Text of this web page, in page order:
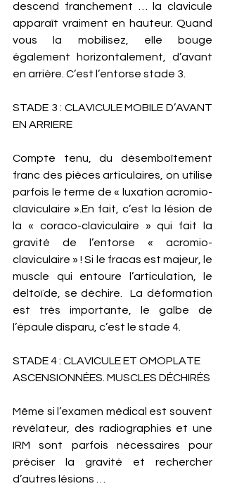
descend franchement … la clavicule
apparaît vraiment en hauteur. Quand
vous la mobilisez, elle bouge
également horizontalement, d’avant
en arrière. C’est l’entorse stade 3.
STADE 3 : CLAVICULE MOBILE D’AVANT
EN ARRIERE
Compte tenu, du désemboîtement
franc des pièces articulaires, on utilise
parfois le terme de « luxation acromio-
claviculaire ».En fait, c’est la lésion de
la « coraco-claviculaire » qui fait la
gravité de l’entorse « acromio-
claviculaire » ! Si le fracas est majeur, le
muscle qui entoure l’articulation, le
deltoïde, se déchire.  La déformation
est très importante, le galbe de
l’épaule disparu, c’est le stade 4.
STADE 4 : CLAVICULE ET OMOPLATE
ASCENSIONNÉES. MUSCLES DÉCHIRÉS
Même si l’examen médical est souvent
révélateur, des radiographies et une
IRM sont parfois nécessaires pour
préciser la gravité et rechercher
d’autres lésions …